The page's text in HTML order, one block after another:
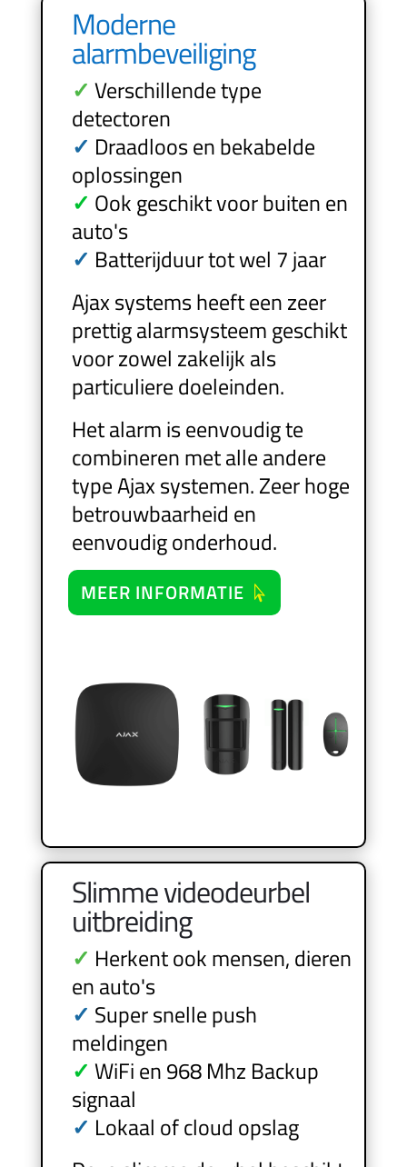
Moderne
alarmbeveiliging
✓ Verschillende type
detectoren
✓ Draadloos en bekabelde
oplossingen
✓ Ook geschikt voor buiten en
auto's
✓ Batterijduur tot wel 7 jaar
Ajax systems heeft een zeer
prettig alarmsysteem geschikt
voor zowel zakelijk als
particuliere doeleinden.
Het alarm is eenvoudig te
combineren met alle andere
type Ajax systemen. Zeer hoge
betrouwbaarheid en
eenvoudig onderhoud.
MEER INFORMATIE
Slimme videodeurbel
uitbreiding
✓ Herkent ook mensen, dieren
en auto's
✓ Super snelle push
meldingen
✓ WiFi en 968 Mhz Backup
signaal
✓ Lokaal of cloud opslag